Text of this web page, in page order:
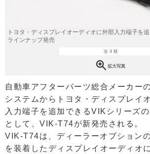
トヨタ・ディスプレイオーディオに外部入力端子を
ラインナップ発売
全 4 枚
拡大写真
自動車アフターパーツ総合メーカー
システムからトヨタ・ディスプレイ
入力端子を追加できるVIKシリーズ
として、VIK-T74が新発売される。
VIK-T74は、ディーラーオプション
を装着したディスプレイオーディオ